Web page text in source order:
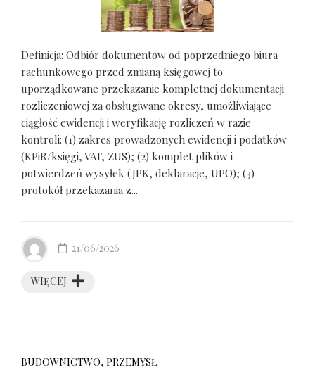
Definicja: Odbiór dokumentów od poprzedniego biura
rachunkowego przed zmianą księgowej to
uporządkowane przekazanie kompletnej dokumentacji
rozliczeniowej za obsługiwane okresy, umożliwiające
ciągłość ewidencji i weryfikację rozliczeń w razie
kontroli: (1) zakres prowadzonych ewidencji i podatków
(KPiR/księgi, VAT, ZUS); (2) komplet plików i
potwierdzeń wysyłek (JPK, deklaracje, UPO); (3)
protokół przekazania z...
WIĘCEJ
21/06/2026
BUDOWNICTWO, PRZEMYSŁ